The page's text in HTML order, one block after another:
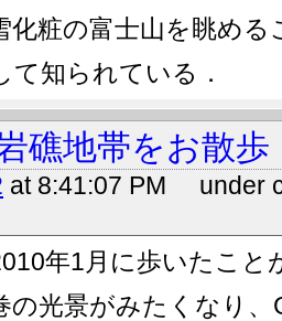
化粧の富士山を眺め
て知られている．
礁地帯をお散歩
at 8:41:07 PM under
年1月に歩いたこと
の光景がみたくなり